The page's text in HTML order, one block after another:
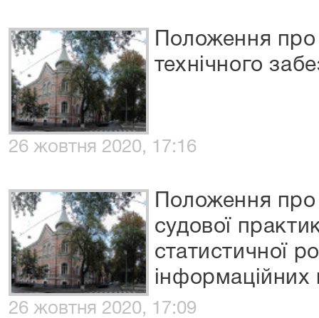
Положення про
технічного
26 жовтня 2020, 17:16
Положення про
судової
статистичної
інформаційних
26 жовтня 2020, 17:09